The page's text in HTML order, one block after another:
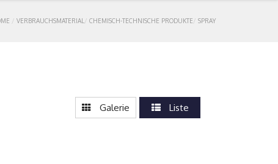
VERBRAUCHSMATERIAL CHEMISCH-TECHNISCHE PRODUKTE SPRAY
Galerie Liste